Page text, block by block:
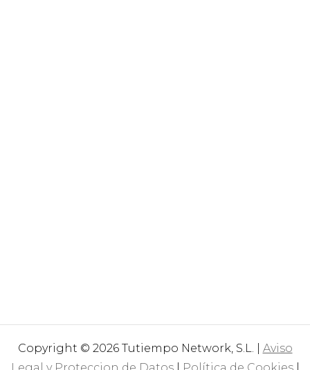
Copyright © 2026 Tutiempo Network, S.L. | Aviso